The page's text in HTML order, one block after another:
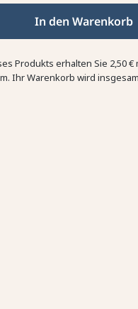
In den Warenkorb
Produkts erhalten Sie 2,50 €
Ihr Warenkorb wird